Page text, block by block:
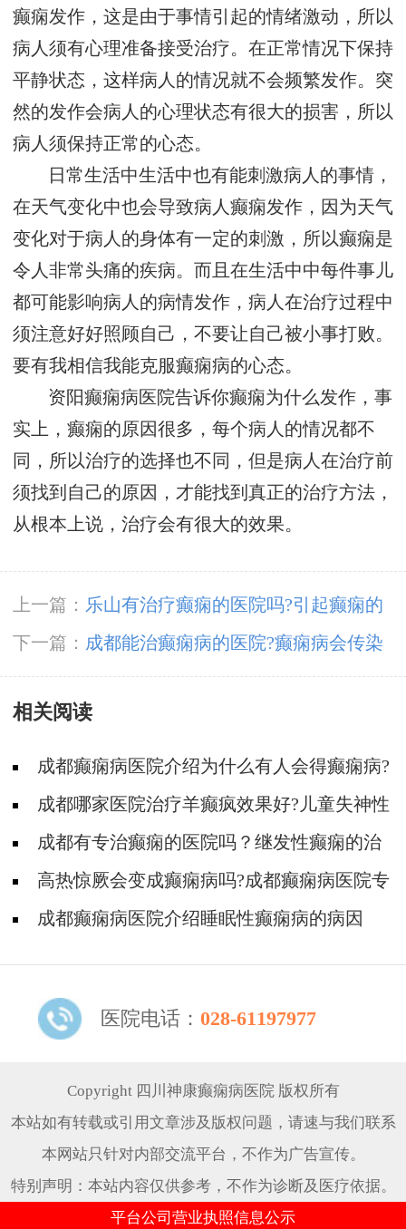
癫痫发作，这是由于事情引起的情绪激动，所以
病人须有心理准备接受治疗。在正常情况下保持
平静状态，这样病人的情况就不会频繁发作。突
然的发作会病人的心理状态有很大的损害，所以
病人须保持正常的心态。
日常生活中生活中也有能刺激病人的事情，
在天气变化中也会导致病人癫痫发作，因为天气
变化对于病人的身体有一定的刺激，所以癫痫是
令人非常头痛的疾病。而且在生活中中每件事儿
都可能影响病人的病情发作，病人在治疗过程中
须注意好好照顾自己，不要让自己被小事打败。
要有我相信我能克服癫痫病的心态。
资阳癫痫病医院告诉你癫痫为什么发作，事
实上，癫痫的原因很多，每个病人的情况都不
同，所以治疗的选择也不同，但是病人在治疗前
须找到自己的原因，才能找到真正的治疗方法，
从根本上说，治疗会有很大的效果。
上一篇： 乐山有治疗癫痫的医院吗?引起癫痫的
病因
下一篇： 成都能治癫痫病的医院?癫痫病会传染
人吗
相关阅读
成都癫痫病医院介绍为什么有人会得癫痫病?
成都哪家医院治疗羊癫疯效果好?儿童失神性
癫痫患上有哪些原因?
成都有专治癫痫的医院吗？继发性癫痫的治
疗方法？
高热惊厥会变成癫痫病吗?成都癫痫病医院专
家回答成都癫痫病医院介绍睡眠性癫痫病的病因
医院电话： 028-61197977
Copyright 四川神康癫痫病医院 版权所有
本站如有转载或引用文章涉及版权问题，请速与我们联系
本网站只针对内部交流平台，不作为广告宣传。
特别声明：本站内容仅供参考，不作为诊断及医疗依据。
平台公司营业执照信息公示